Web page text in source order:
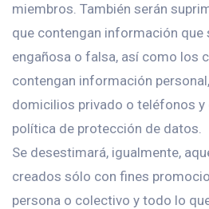
miembros. También serán
que contengan información que
engañosa o falsa, así como los
contengan información
domicilios privado o teléfonos y
política de protección de datos.
Se desestimará, igualmente,
creados sólo con fines
persona o colectivo y todo lo